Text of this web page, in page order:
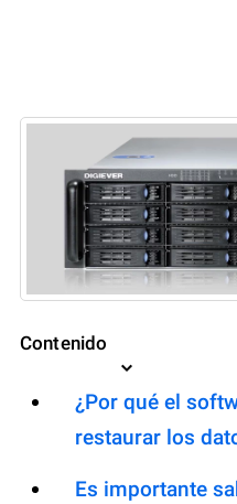
Contenido
¿Por qué el
restaurar los
Es importante